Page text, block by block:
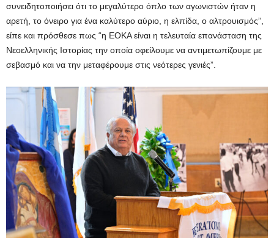
συνειδητοποιήσει ότι το μεγαλύτερο όπλο των αγωνιστών ήταν η
αρετή, το όνειρο για ένα καλύτερο αύριο, η ελπίδα, ο αλτρουισμός”,
είπε και πρόσθεσε πως “η ΕΟΚΑ είναι η τελευταία επανάσταση της
Νεοελληνικής Ιστορίας την οποία οφείλουμε να αντιμετωπίζουμε με
σεβασμό και να την μεταφέρουμε στις νεότερες γενιές”.